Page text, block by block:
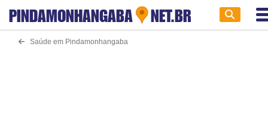
PINDAMONHANGABA NET.BR
Saúde em Pindamonhangaba